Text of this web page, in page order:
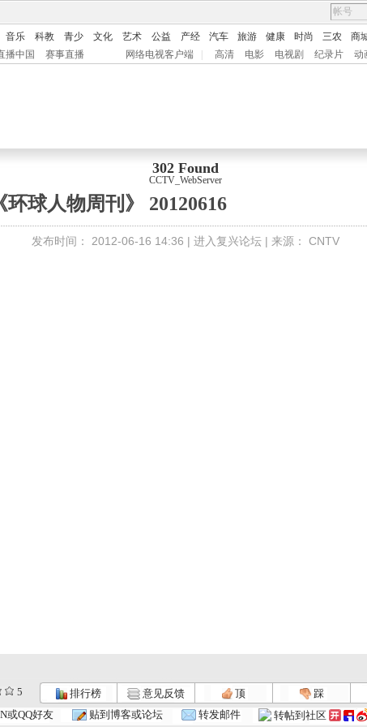
音乐 科教 青少 文化 艺术 公益 产经 汽车 旅游 健康 时尚 三农
商
播中国 赛事直播 网络电视客户端 高清 电影 电视剧 纪录片 动
302 Found
CCTV_WebServer
《环球人物周刊》 20120616
发布时间： 2012-06-16 14:36 | 进入复兴论坛 | 来源： CNTV
5 排行榜 意见反馈 顶
踩
或QQ好友 贴到博客或论坛 转发邮件 转帖到社区